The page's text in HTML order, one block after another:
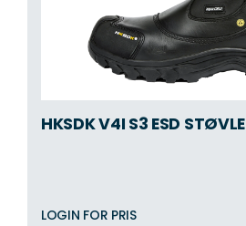
HKSDK V4I S3 ESD STØVLE
LOGIN FOR PRIS